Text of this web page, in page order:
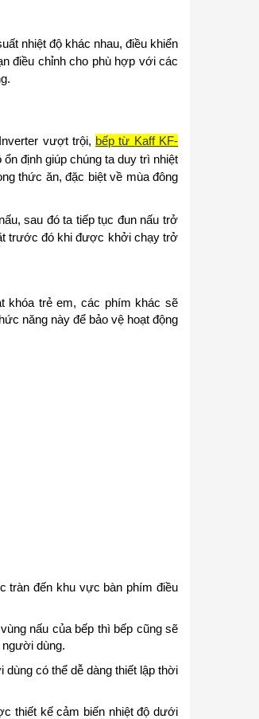
nhiệt độ khác nhau, điều khiển
điều chỉnh cho phù hợp với các
Inverter vượt trội, bếp từ Kaff KF-
định giúp chúng ta duy trì nhiệt
thức ăn, đặc biệt về mùa đông
sau đó ta tiếp tục đun nấu trở
trước đó khi được khởi chạy trở
khóa trẻ em, các phím khác sẽ
năng này để bảo vệ hoạt động
tràn đến khu vực bàn phím điều
nấu của bếp thì bếp cũng sẽ
dùng.
có thể dễ dàng thiết lập thời
thiết kế cảm biến nhiệt độ dưới